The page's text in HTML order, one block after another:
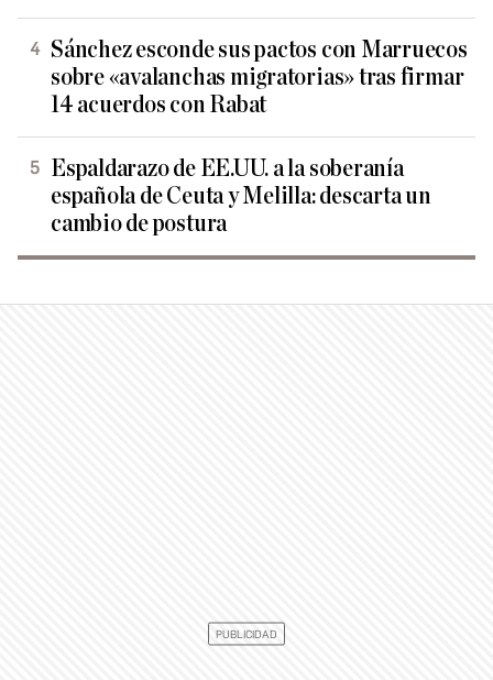
Sánchez esconde sus pactos con Marruecos
sobre «avalanchas migratorias» tras firmar
14 acuerdos con Rabat
Espaldarazo de EE.UU. a la soberanía
española de Ceuta y Melilla: descarta un
cambio de postura